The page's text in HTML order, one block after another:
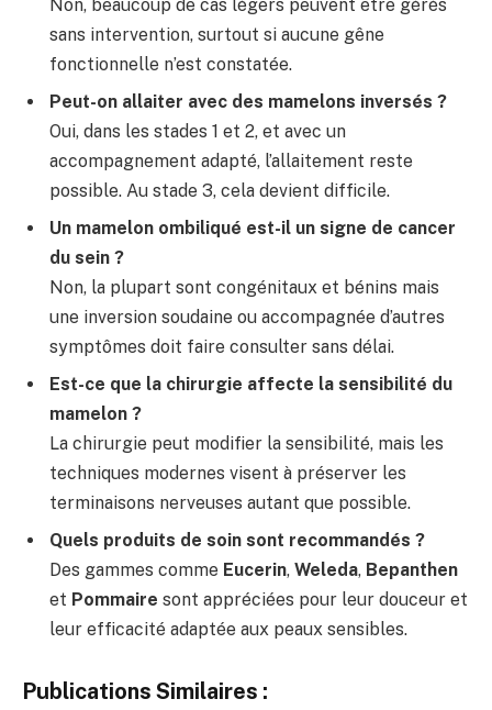
Non, beaucoup de cas légers peuvent être gérés
sans intervention, surtout si aucune gêne
fonctionnelle n’est constatée.
Peut-on allaiter avec des mamelons inversés ?
Oui, dans les stades 1 et 2, et avec un
accompagnement adapté, l’allaitement reste
possible. Au stade 3, cela devient difficile.
Un mamelon ombiliqué est-il un signe de cancer
du sein ?
Non, la plupart sont congénitaux et bénins mais
une inversion soudaine ou accompagnée d’autres
symptômes doit faire consulter sans délai.
Est-ce que la chirurgie affecte la sensibilité du
mamelon ?
La chirurgie peut modifier la sensibilité, mais les
techniques modernes visent à préserver les
terminaisons nerveuses autant que possible.
Quels produits de soin sont recommandés ?
Des gammes comme Eucerin, Weleda, Bepanthen
et Pommaire sont appréciées pour leur douceur et
leur efficacité adaptée aux peaux sensibles.
Publications Similaires :